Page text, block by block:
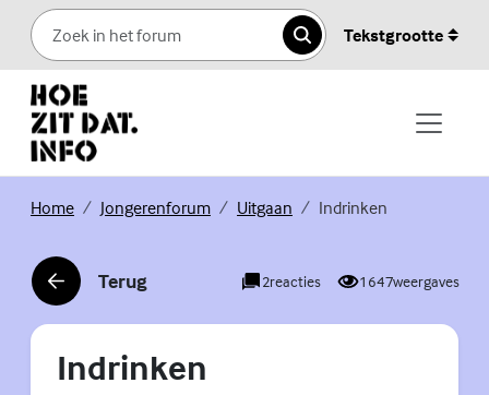
Skip to content
Zoeken
Tekstgrootte
Home(Externe link)
Jongerenforum(Externe link)
Uitgaan (Externe link)
Indrinken
Terug
(Externe link) 2reacties 1647weergaves
Indrinken